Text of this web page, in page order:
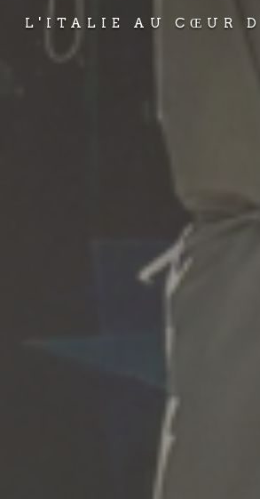
L'ITALIE AU CŒUR